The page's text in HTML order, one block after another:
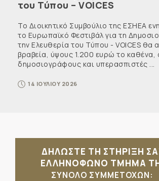
του Τύπου – VOICES
Το Διοικητικό Συμβούλιο της ΕΣΗΕΑ
το Ευρωπαϊκό Φεστιβάλ για τη
την Ελευθερία του Τύπου - VOICES θα
βραβεία, ύψους 1.200 ευρώ το καθένα,
δημοσιογράφους και υπερασπιστές ...
14 ΙΟΥΛΙΟΥ 2026
ΔΗΛΩΣΤΕ ΤΗ ΣΤΗΡΙΞΗ
ΕΛΛΗΝΟΦΩΝΟ ΤΜΗΜΑ
ΣΥΝΟΛΟ ΣΥΜΜΕΤΟΧΩΝ: